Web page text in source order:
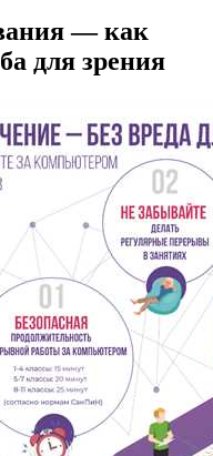
— как
для зрения